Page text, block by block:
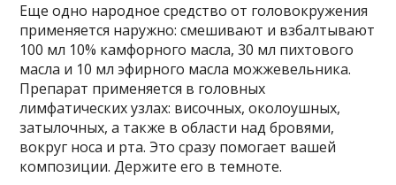
Еще одно народное средство от головокружения
применяется наружно: смешивают и взбалтывают
100 мл 10% камфорного масла, 30 мл пихтового
масла и 10 мл эфирного масла можжевельника.
Препарат применяется в головных
лимфатических узлах: височных, околоушных,
затылочных, а также в области над бровями,
вокруг носа и рта. Это сразу помогает вашей
композиции. Держите его в темноте.